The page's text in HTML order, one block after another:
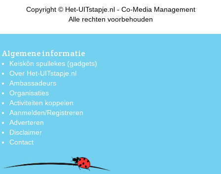
Copyright © Het-UITstapje.nl - Co-Media Management
Alle rechten voorbehouden
Algemene informatie
Keiskôn spullekes (gadgets)
Over Het-UITstapje.nl
Ambassadeurs
Organisaties
Activiteiten koppelen
Aanmelden/Registreren
Adverteren
Disclaimer
Contact